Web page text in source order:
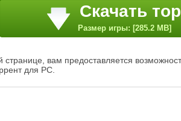
Скачать
Размер игры: [285.2 MB]
странице, вам предоставляется
для PC.